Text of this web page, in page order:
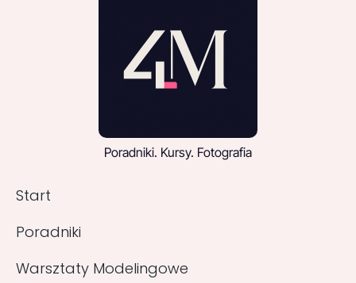
Poradniki. Kursy. Fotografia
Start
Poradniki
Warsztaty Modelingowe